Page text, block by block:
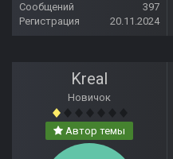
Сообщений
397
Регистрация
20.11.2024
Kreal
Новичок
Автор темы